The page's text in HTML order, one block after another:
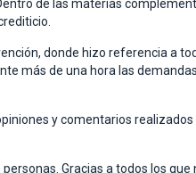
de las materias
donde hizo referencia a
más de una hora las
y comentarios realizados
Gracias a todos los que